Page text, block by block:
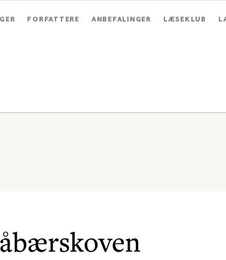
FORFATTERE ANBEFALINGER LÆSEKLUB